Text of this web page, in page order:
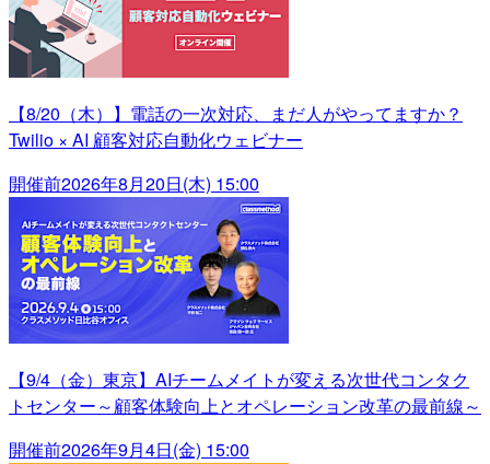
【8/20（木）】電話の一次対応、まだ人がやってますか？
Twilio × AI 顧客対応自動化ウェビナー
開催前2026年8月20日(木) 15:00
【9/4（金）東京】AIチームメイトが変える次世代コンタク
トセンター～顧客体験向上とオペレーション改革の最前線～
開催前2026年9月4日(金) 15:00